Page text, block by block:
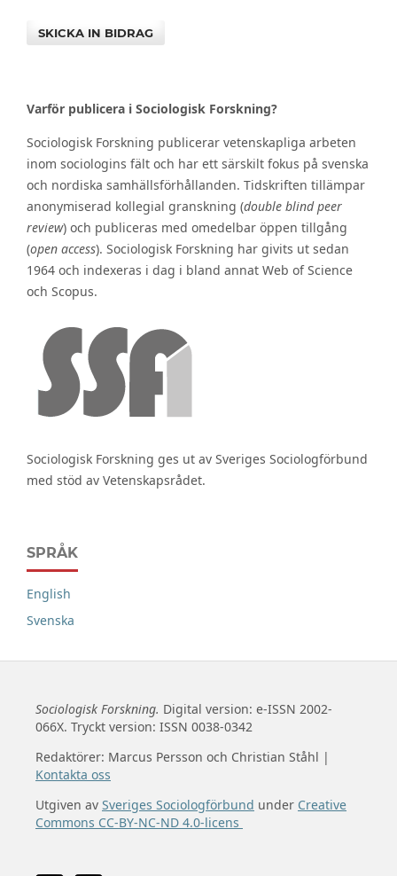
SKICKA IN BIDRAG
Varför publicera i Sociologisk Forskning?
Sociologisk Forskning publicerar vetenskapliga arbeten
inom sociologins fält och har ett särskilt fokus på svenska
och nordiska samhällsförhållanden. Tidskriften tillämpar
anonymiserad kollegial granskning (double blind peer
review) och publiceras med omedelbar öppen tillgång
(open access). Sociologisk Forskning har givits ut sedan
1964 och indexeras i dag i bland annat Web of Science
och Scopus.
Sociologisk Forskning ges ut av Sveriges Sociologförbund
med stöd av Vetenskapsrådet.
SPRÅK
English
Svenska
Sociologisk Forskning. Digital version: e-ISSN 2002-
066X. Tryckt version: ISSN 0038-0342
Redaktörer: Marcus Persson och Christian Ståhl |
Kontakta oss
Utgiven av Sveriges Sociologförbund under Creative
Commons CC-BY-NC-ND 4.0-licens